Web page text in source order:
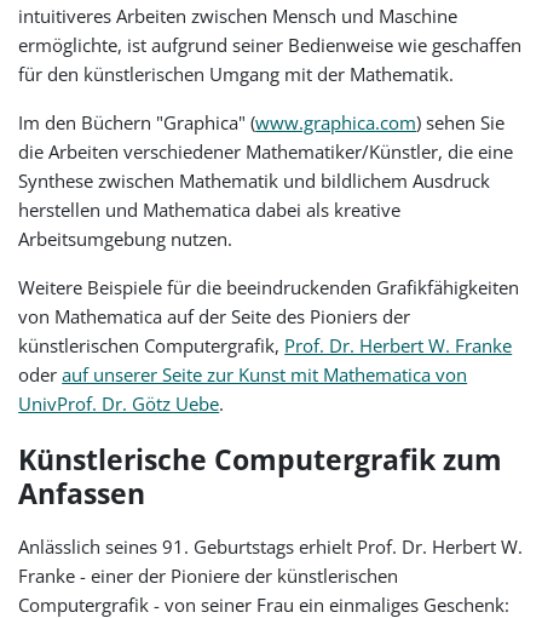
intuitiveres Arbeiten zwischen Mensch und Maschine
ermöglichte, ist aufgrund seiner Bedienweise wie geschaffen
für den künstlerischen Umgang mit der Mathematik.
Im den Büchern "Graphica" (www.graphica.com) sehen Sie
die Arbeiten verschiedener Mathematiker/Künstler, die eine
Synthese zwischen Mathematik und bildlichem Ausdruck
herstellen und Mathematica dabei als kreative
Arbeitsumgebung nutzen.
Weitere Beispiele für die beeindruckenden Grafikfähigkeiten
von Mathematica auf der Seite des Pioniers der
künstlerischen Computergrafik, Prof. Dr. Herbert W. Franke
oderauf unserer Seite zur Kunst mit Mathematica von
UnivProf. Dr. Götz Uebe.
Künstlerische Computergrafik zum
Anfassen
Anlässlich seines 91. Geburtstags erhielt Prof. Dr. Herbert W.
Franke - einer der Pioniere der künstlerischen
Computergrafik - von seiner Frau ein einmaliges Geschenk: